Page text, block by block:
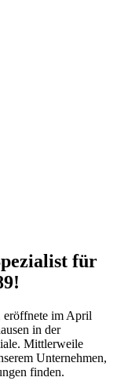
für
eröffnete im April
in der
Mittlerweile
Unternehmen,
finden.